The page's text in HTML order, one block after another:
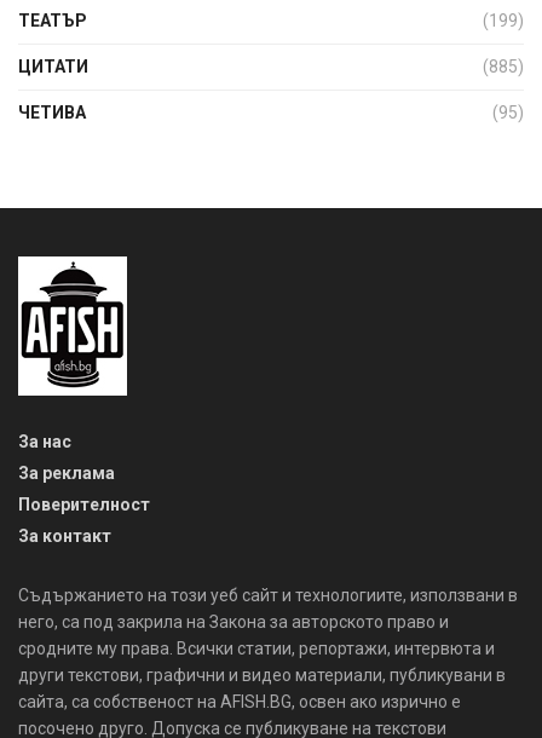
ТЕАТЪР (199)
ЦИТАТИ (885)
ЧЕТИВА (95)
За нас
За реклама
Поверителност
За контакт
Съдържанието на този уеб сайт и технологиите, използвани в
него, са под закрила на Закона за авторското право и
сродните му права. Всички статии, репортажи, интервюта и
други текстови, графични и видео материали, публикувани в
сайта, са собственост на AFISH.BG, освен ако изрично е
посочено друго. Допуска се публикуване на текстови